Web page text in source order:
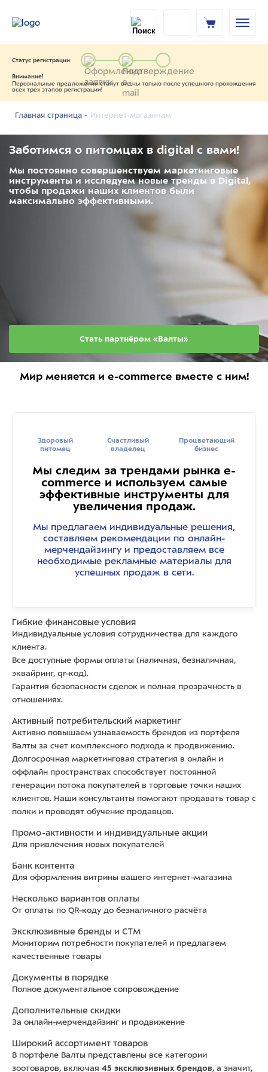
Статус регистрации
Внимание!
Персональные предложения станут видны только после успешного прохождения
всех трех этапов регистрации!
Главная страница - Интернет-магазинам
Заботимся о питомцах в digital с вами!
Мы постоянно совершенствуем маркетинговые
инструменты и исследуем новые тренды в Digital,
чтобы продажи наших клиентов были
максимально эффективными.
Стать партнёром «Валты»
Мир меняется и e-commerce вместе с ним!
Здоровый
питомец
Счастливый
владелец
Процветающий
бизнес
Мы следим за трендами рынка e-
commerce и используем самые
эффективные инструменты для
увеличения продаж.
Мы предлагаем индивидуальные решения,
составляем рекомендации по онлайн-
мерчендайзингу и предоставляем все
необходимые рекламные материалы для
успешных продаж в сети.
Гибкие финансовые условия
Индивидуальные условия сотрудничества для каждого
клиента.
Все доступные формы оплаты (наличная, безналичная,
эквайринг, qr-код).
Гарантия безопасности сделок и полная прозрачность в
отношениях.
Активный потребительский маркетинг
Активно повышаем узнаваемость брендов из портфеля
Валты за счет комплексного подхода к продвижению.
Долгосрочная маркетинговая стратегия в онлайн и
оффлайн пространствах способствует постоянной
генерации потока покупателей в торговые точки наших
клиентов. Наши консультанты помогают продавать товар с
полки и проводят обучение продавцов.
Промо-активности и индивидуальные акции
Для привлечения новых покупателей
Банк контента
Для оформления витрины вашего интернет-магазина
Несколько вариантов оплаты
От оплаты по QR-коду до безналичного расчёта
Эксклюзивные бренды и СТМ
Мониторим потребности покупателей и предлагаем
качественные товары
Документы в порядке
Полное документальное сопровождение
Дополнительные скидки
За онлайн-мерчендайзинг и продвижение
Широкий ассортимент товаров
В портфеле Валты представлены все категории
зоотоваров, включая 45 эксклюзивных брендов, а значит,